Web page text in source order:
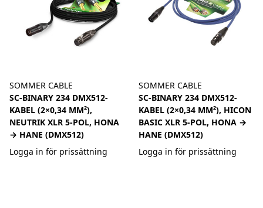
SOMMER CABLE
SC-BINARY 234 DMX512-
KABEL (2×0,34 MM²),
NEUTRIK XLR 5-POL, HONA
→ HANE (DMX512)
Logga in för prissättning
SOMMER CABLE
SC-BINARY 234 DMX512-
KABEL (2×0,34 MM²), HICON
BASIC XLR 5-POL, HONA →
HANE (DMX512)
Logga in för prissättning